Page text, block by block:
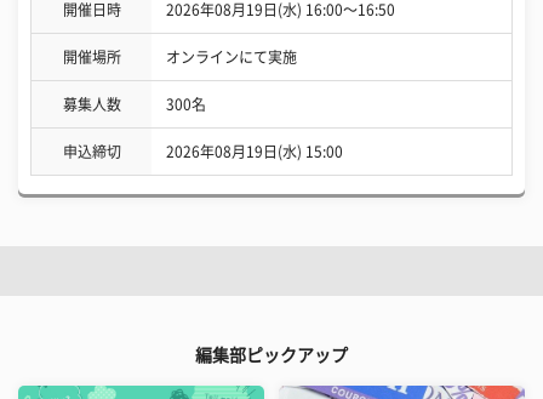
開催日時 2026年08月19日(水) 16:00〜16:50
開催場所 オンラインにて実施
募集人数 300名
申込締切 2026年08月19日(水) 15:00
編集部ピックアップ